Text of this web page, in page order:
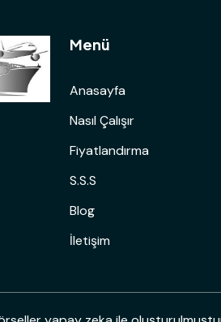
Menü
Anasayfa
Nasıl Çalışır
Fiyatlandırma
S.S.S
Blog
İletişim